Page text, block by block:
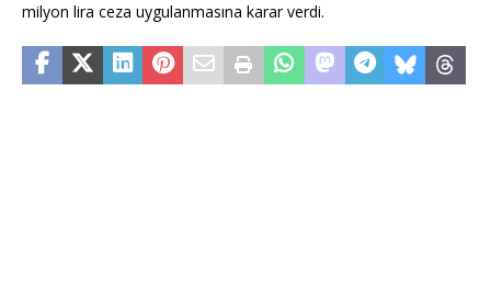
milyon lira ceza uygulanmasına karar verdi.